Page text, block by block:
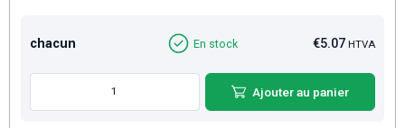
chacun €5.07 HTVA
En stock
Ajouter au panier